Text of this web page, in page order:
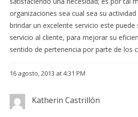
organizaciones sea cual sea su
brindar un excelente servicio este puede
servicio al cliente, para mejorar su
sentido de pertenencia por parte de los
16 agosto, 2013 at 4:31 PM
Katherin Castrillón